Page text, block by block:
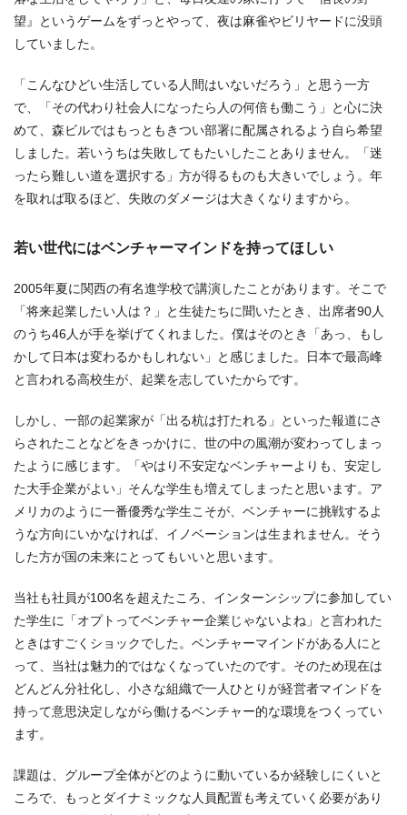
望』というゲームをずっとやって、夜は麻雀やビリヤードに没頭
していました。
「こんなひどい生活している人間はいないだろう」と思う一方
で、「その代わり社会人になったら人の何倍も働こう」と心に決
めて、森ビルではもっともきつい部署に配属されるよう自ら希望
しました。若いうちは失敗してもたいしたことありません。「迷
ったら難しい道を選択する」方が得るものも大きいでしょう。年
を取れば取るほど、失敗のダメージは大きくなりますから。
若い世代にはベンチャーマインドを持ってほしい
2005年夏に関西の有名進学校で講演したことがあります。そこで
「将来起業したい人は？」と生徒たちに聞いたとき、出席者90人
のうち46人が手を挙げてくれました。僕はそのとき「あっ、もし
かして日本は変わるかもしれない」と感じました。日本で最高峰
と言われる高校生が、起業を志していたからです。
しかし、一部の起業家が「出る杭は打たれる」といった報道にさ
らされたことなどをきっかけに、世の中の風潮が変わってしまっ
たように感じます。「やはり不安定なベンチャーよりも、安定し
た大手企業がよい」そんな学生も増えてしまったと思います。ア
メリカのように一番優秀な学生こそが、ベンチャーに挑戦するよ
うな方向にいかなければ、イノベーションは生まれません。そう
した方が国の未来にとってもいいと思います。
当社も社員が100名を超えたころ、インターンシップに参加してい
た学生に「オプトってベンチャー企業じゃないよね」と言われた
ときはすごくショックでした。ベンチャーマインドがある人にと
って、当社は魅力的ではなくなっていたのです。そのため現在は
どんどん分社化し、小さな組織で一人ひとりが経営者マインドを
持って意思決定しながら働けるベンチャー的な環境をつくってい
ます。
課題は、グループ全体がどのように動いているか経験しにくいと
ころで、もっとダイナミックな人員配置も考えていく必要があり